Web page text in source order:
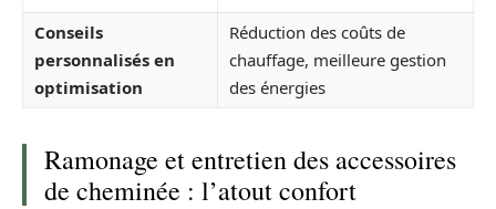
Conseils
personnalisés en
optimisation
Réduction des coûts de
chauffage, meilleure gestion
des énergies
Ramonage et entretien des accessoires
de cheminée : l’atout confort